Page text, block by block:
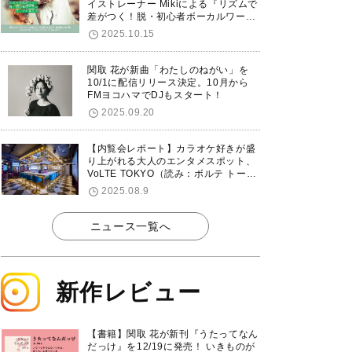
イストレーナー Mikiによる『リズムで
差がつく！脱・初心者ボーカルワーク
ショップ』が12/7に渋谷で開催！
2025.10.15
関取 花が新曲「わたしのねがい」を
10/1に配信リリース決定。10月から
FMヨコハマでDJもスタート！
2025.09.20
【内覧会レポート】カラオケ好きが盛
り上がれる大人のエンタメスポット、
VoLTE TOKYO（読み：ボルテ トーキ
ョー）が東京・品川に8/8グランドオ
ープン！
2025.08.9
ニュース一覧へ
新作レビュー
【書籍】関取 花が新刊『うたってなん
だっけ』を12/19に発売！ いきものが